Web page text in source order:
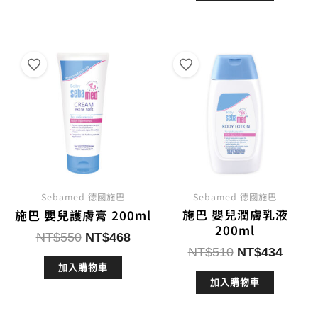
Sebamed 德國施巴
施巴 嬰兒護膚膏 200ml
NT$550 原
始
價
NT$468目
加入購物車
Sebamed 德國施巴
施巴 嬰兒潤膚乳液
200ml
NT$510 原
始
價
NT$434目
加入購物車